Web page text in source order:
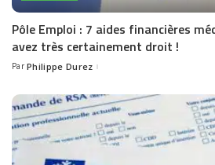
Pôle Emploi : 7 aides financières
avez très certainement droit !
Posted
Par Philippe Durez